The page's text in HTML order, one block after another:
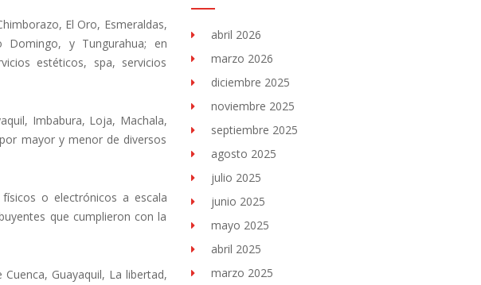
El Oro, Esmeraldas,
Domingo, y Tungurahua; en
estéticos, spa, servicios
Imbabura, Loja, Machala,
mayor y menor de diversos
o electrónicos a escala
que cumplieron con la
Guayaquil, La libertad,
abril 2026
marzo 2026
diciembre 2025
noviembre 2025
septiembre 2025
agosto 2025
julio 2025
junio 2025
mayo 2025
abril 2025
marzo 2025